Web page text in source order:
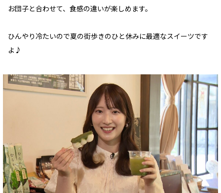
お団子と合わせて、食感の違いが楽しめます。
ひんやり冷たいので夏の街歩きのひと休みに最適なスイーツです
よ♪